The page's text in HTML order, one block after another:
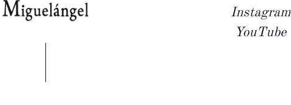
Instagram
YouTube